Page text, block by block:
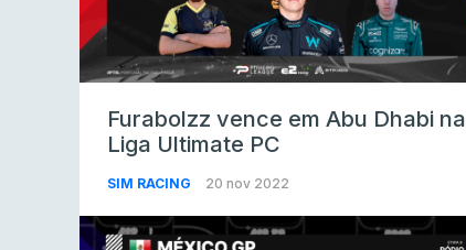
Furabolzz vence em Abu Dhabi na
Liga Ultimate PC
SIM RACING 20 nov 2022